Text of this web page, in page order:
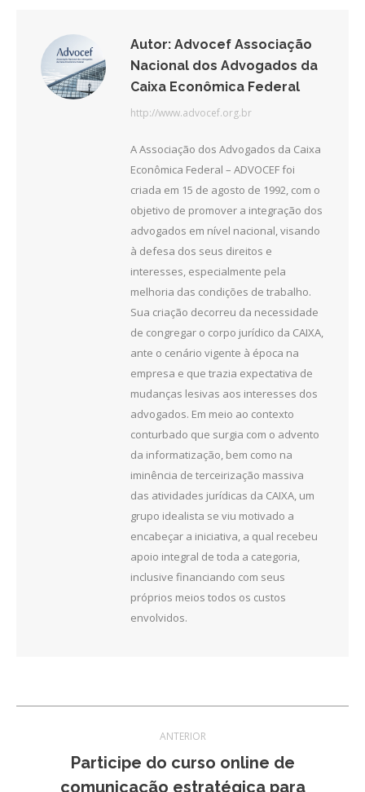
Autor: Advocef Associação
Nacional dos Advogados da
Caixa Econômica Federal
http://www.advocef.org.br
A Associação dos Advogados da Caixa
Econômica Federal – ADVOCEF foi
criada em 15 de agosto de 1992, com o
objetivo de promover a integração dos
advogados em nível nacional, visando
à defesa dos seus direitos e
interesses, especialmente pela
melhoria das condições de trabalho.
Sua criação decorreu da necessidade
de congregar o corpo jurídico da CAIXA,
ante o cenário vigente à época na
empresa e que trazia expectativa de
mudanças lesivas aos interesses dos
advogados. Em meio ao contexto
conturbado que surgia com o advento
da informatização, bem como na
iminência de terceirização massiva
das atividades jurídicas da CAIXA, um
grupo idealista se viu motivado a
encabeçar a iniciativa, a qual recebeu
apoio integral de toda a categoria,
inclusive financiando com seus
próprios meios todos os custos
envolvidos.
ANTERIOR
Post
Participe do curso online de
comunicação estratégica para